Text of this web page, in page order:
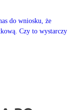
do wniosku, że
Czy to wystarczy